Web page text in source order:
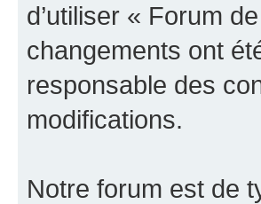
d’utiliser « Forum
changements ont
responsable des
modifications.
Notre forum est de